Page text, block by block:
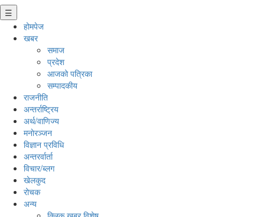
☰
होमपेज
खबर
समाज
प्रदेश
आजको पत्रिका
सम्पादकीय
राजनीति
अन्तर्राष्ट्रिय
अर्थ/वाणिज्य
मनाेरञ्जन
विज्ञान प्रविधि
अन्तरर्वार्ता
विचार/ब्लग
खेलकुद
रोचक
अन्य